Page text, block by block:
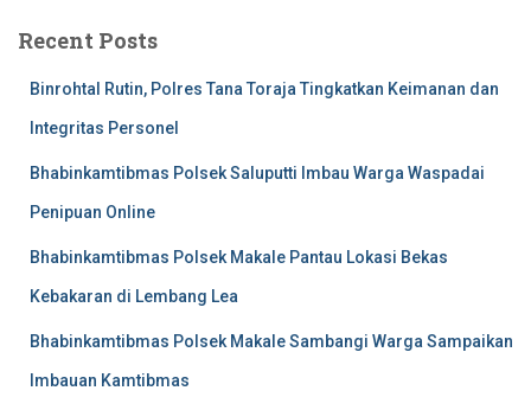
Recent Posts
Binrohtal Rutin, Polres Tana Toraja Tingkatkan Keimanan dan
Integritas Personel
Bhabinkamtibmas Polsek Saluputti Imbau Warga Waspadai
Penipuan Online
Bhabinkamtibmas Polsek Makale Pantau Lokasi Bekas
Kebakaran di Lembang Lea
Bhabinkamtibmas Polsek Makale Sambangi Warga Sampaikan
Imbauan Kamtibmas